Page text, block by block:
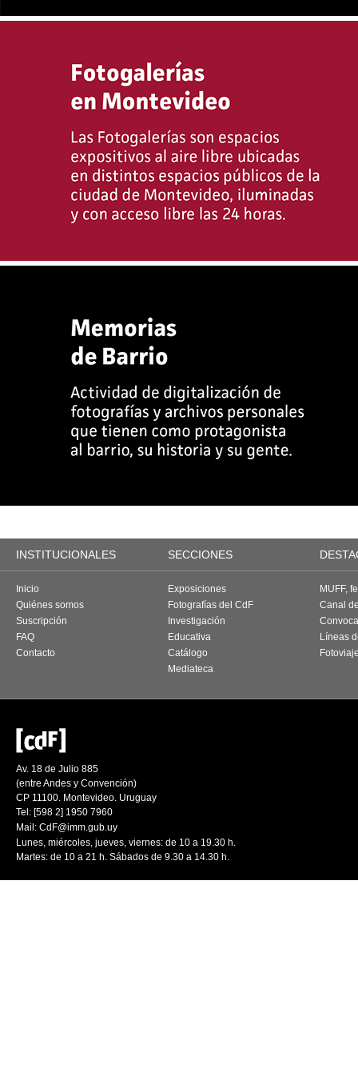
INSTITUCIONALES SECCIONES
Inicio
Quiénes somos
Suscripción
FAQ
Contacto
Exposiciones
Fotografías del CdF
Investigación
Educativa
Catálogo
Mediateca
MUFF,
Canal
Líneas
Av. 18 de Julio 885
(entre Andes y Convención)
CP 11100. Montevideo. Uruguay
Tel: [598 2] 1950 7960
Mail: CdF@imm.gub.uy
Lunes, miércoles, jueves, viernes: de 10 a 19.30 h.
Martes: de 10 a 21 h. Sábados de 9.30 a 14.30 h.